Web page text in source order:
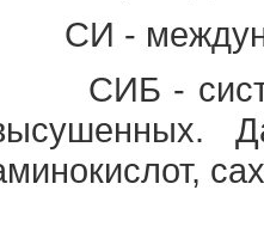
СИ -
СИБ -